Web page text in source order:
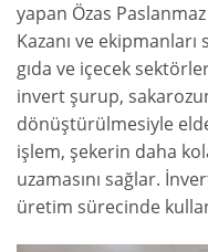
yapan Özas
Kazanı ve
gıda ve içecek
invert şurup,
dönüştürülmesiyle elde
işlem, şekerin daha
uzamasını sağlar.
üretim sürecinde